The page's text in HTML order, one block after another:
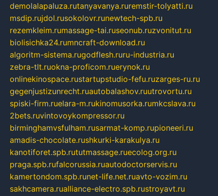
demolalapaluza.rutanyavanya.ruremstir-tolyatti.ru
msdip.rujdol.rusokolovr.runewtech-spb.ru
rezemkleim.rumassage-tai.ruseonub.ruzvonitut.ru
biolisichka24.rumncraft-download.ru
algoritm-sistema.rugodflesh.ruru-industria.ru
zebra-tlt.ruokna-proficom.ruerynok.ru
onlinekinospace.rustartupstudio-fefu.ruzarges-ru.ru
gegenjustizunrecht.ruautobalashov.ruutrovortu.ru
spiski-firm.ruelara-m.rukinomusorka.rumkcslava.ru
2bets.ruvintovoykompressor.ru
birminghamvsfulham.rusarmat-komp.rupioneeri.ru
amadis-chocolate.rushkurki-karakulya.ru
kanotiforet.spb.rututmassage.ruecolog.org.ru
praga.spb.rufalcorussia.ruautodoctorservis.ru
kamertondom.spb.runet-life.net.ruavto-vozim.ru
sakhcamera.rualliance-electro.spb.rustroyavt.ru